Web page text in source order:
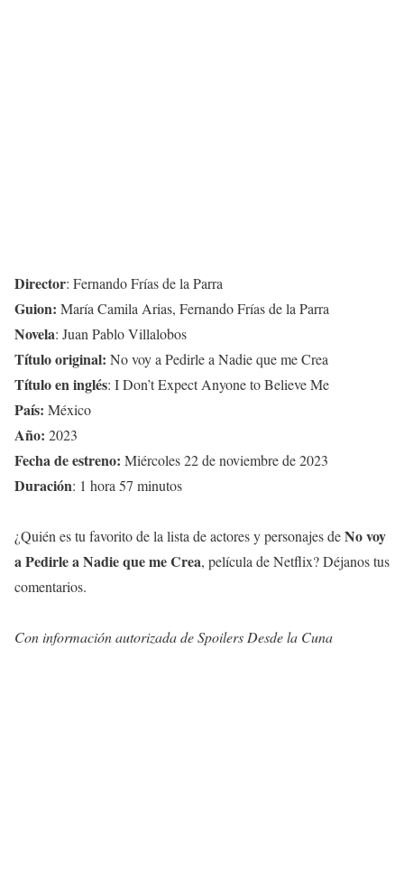
Director: Fernando Frías de la Parra
Guion: María Camila Arias, Fernando Frías de la Parra
Novela: Juan Pablo Villalobos
Título original: No voy a Pedirle a Nadie que me Crea
Título en inglés: I Don’t Expect Anyone to Believe Me
País: México
Año: 2023
Fecha de estreno: Miércoles 22 de noviembre de 2023
Duración: 1 hora 57 minutos
¿Quién es tu favorito de la lista de actores y personajes deNo voy
a Pedirle a Nadie que me Crea, película de Netflix? Déjanos tus
comentarios.
Con información autorizada de Spoilers Desde la Cuna